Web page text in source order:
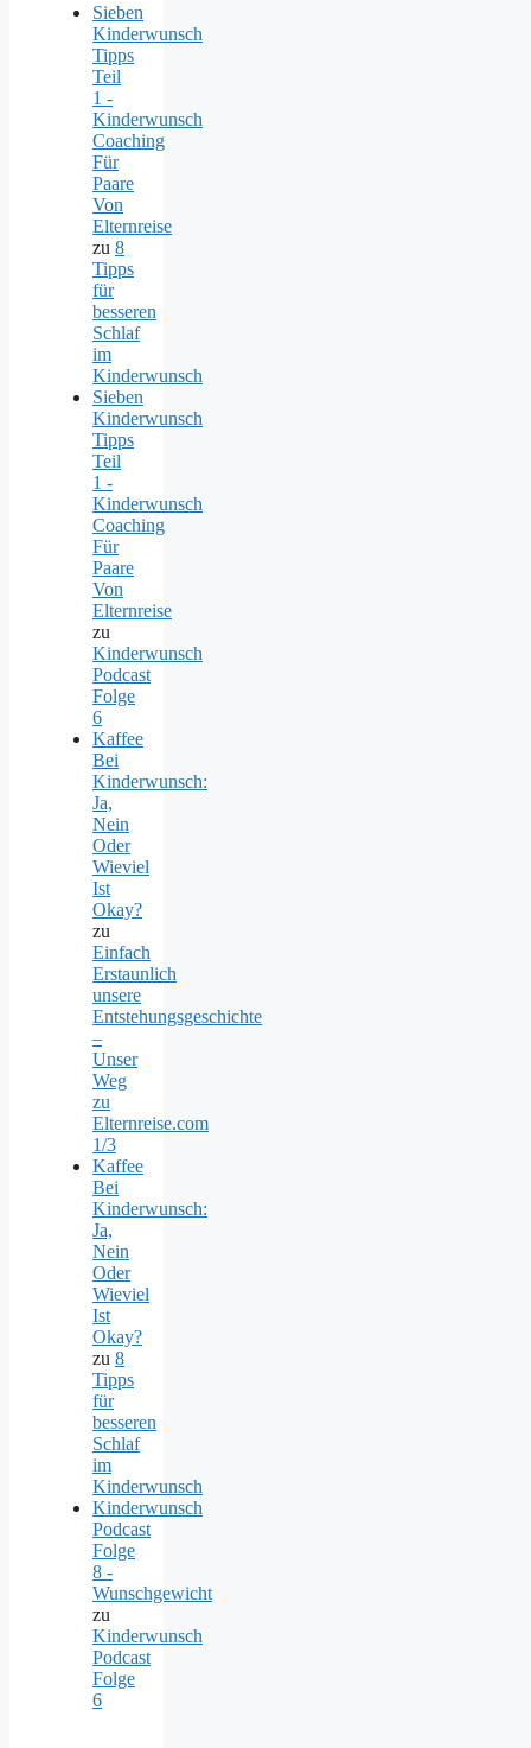
Sieben
Kinderwunsch
Tipps
Teil
1 -
Kinderwunsch
Coaching
Für
Paare
Von
Elternreise
zu 8
Tipps
für
besseren
Schlaf
im
Kinderwunsch
Sieben
Kinderwunsch
Tipps
Teil
1 -
Kinderwunsch
Coaching
Für
Paare
Von
Elternreise
zu
Kinderwunsch
Podcast
Folge
6
Kaffee
Bei
Kinderwunsch:
Ja,
Nein
Oder
Wieviel
Ist
Okay?
zu
Einfach
Erstaunlich
unsere
Entstehungsgeschichte
–
Unser
Weg
zu
Elternreise.com
1/3
Kaffee
Bei
Kinderwunsch:
Ja,
Nein
Oder
Wieviel
Ist
Okay?
zu 8
Tipps
für
besseren
Schlaf
im
Kinderwunsch
Kinderwunsch
Podcast
Folge
8 -
Wunschgewicht
zu
Kinderwunsch
Podcast
Folge
6